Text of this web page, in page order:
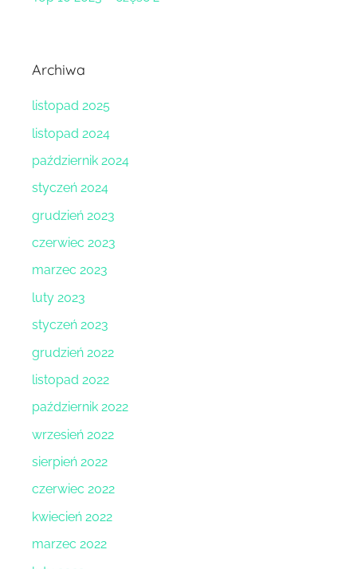
Archiwa
listopad 2025
listopad 2024
październik 2024
styczeń 2024
grudzień 2023
czerwiec 2023
marzec 2023
luty 2023
styczeń 2023
grudzień 2022
listopad 2022
październik 2022
wrzesień 2022
sierpień 2022
czerwiec 2022
kwiecień 2022
marzec 2022